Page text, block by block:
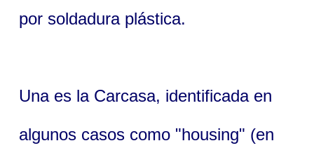
por soldadura plástica.
Una es la Carcasa, identificada en
algunos casos como "housing" (en